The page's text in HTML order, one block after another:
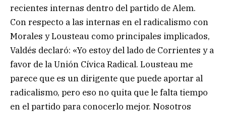
recientes internas dentro del partido de Alem.
Con respecto a las internas en el radicalismo con
Morales y Lousteau como principales implicados,
Valdés declaró: «Yo estoy del lado de Corrientes y a
favor de la Unión Cívica Radical. Lousteau me
parece que es un dirigente que puede aportar al
radicalismo, pero eso no quita que le falta tiempo
en el partido para conocerlo mejor. Nosotros